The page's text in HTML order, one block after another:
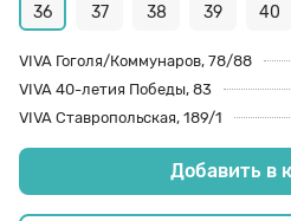
36 37 38 39 40
VIVA Гоголя/Коммунаров, 78/88
VIVA 40-летия Победы, 83
VIVA Ставропольская, 189/1
Добавить в
Пяткоудерживатели
Растяжитель и Очиститель